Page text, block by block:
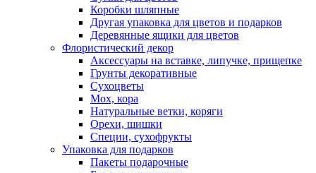
Коробки шляпные
Другая упаковка для цветов и подарков
Деревянные ящики для цветов
Флористический декор
Аксессуары на вставке, липучке, прищепке
Грунты декоративные
Сухоцветы
Мох, кора
Натуральные ветки, коряги
Орехи, шишки
Специи, сухофрукты
Упаковка для подарков
Пакеты подарочные